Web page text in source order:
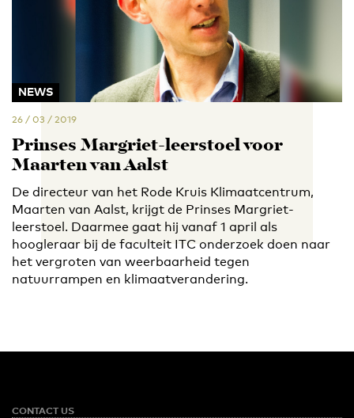
NEWS
26 / 03 / 2019
Prinses Margriet-leerstoel voor
Maarten van Aalst
De directeur van het Rode Kruis Klimaatcentrum,
Maarten van Aalst, krijgt de Prinses Margriet-
leerstoel. Daarmee gaat hij vanaf 1 april als
hoogleraar bij de faculteit ITC onderzoek doen naar
het vergroten van weerbaarheid tegen
natuurrampen en klimaatverandering.
CONTACT US